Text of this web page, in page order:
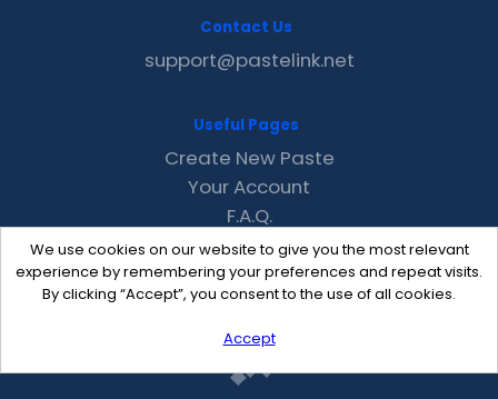
We use cookies on our website to give you the most relevant
experience by remembering your preferences and repeat visits.
By clicking “Accept”, you consent to the use of all cookies.
Accept
Contact Us
support@pastelink.net
Useful Pages
Create New Paste
Your Account
F.A.Q.
Recent
Contact